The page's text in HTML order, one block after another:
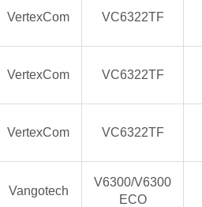
VertexCom VC6322TF
VertexCom VC6322TF
VertexCom VC6322TF
Vangotech
V6300/V6300
ECO